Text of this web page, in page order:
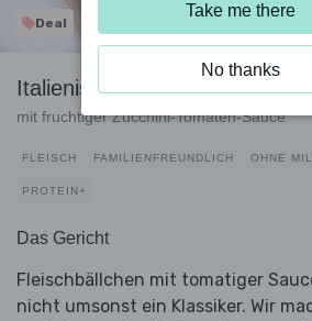
Deal
Italienische Fleischbällchen
mit fruchtiger Zucchini-Tomaten-Sauce
FLEISCH FAMILIENFREUNDLICH OHNE
PROTEIN+
Das Gericht
Fleischbällchen mit tomatiger
nicht umsonst ein Klassiker. Wir
Take me there
No thanks